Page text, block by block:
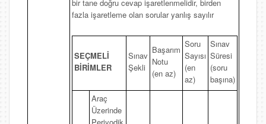
bir tane doğru cevap işaretlenmelidir, birden
fazla işaretleme olan sorular yanlış sayılır
SEÇMELİ
BİRİMLER
Sınav
Şekli
Başarım
Notu
(en az)
Soru
Sayısı
(en
az)
Sınav
Süresi
(soru
başına)
Araç
Üzerinde